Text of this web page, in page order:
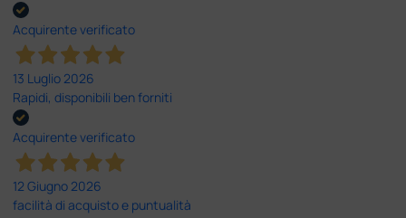
Acquirente verificato
13 Luglio 2026
Rapidi, disponibili ben forniti
Acquirente verificato
12 Giugno 2026
facilità di acquisto e puntualità